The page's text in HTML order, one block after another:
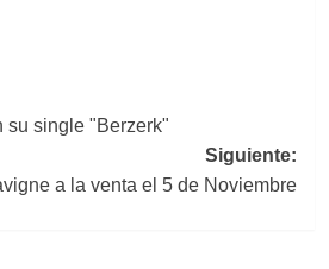
su single "Berzerk"
Siguiente:
a la venta el 5 de Noviembre